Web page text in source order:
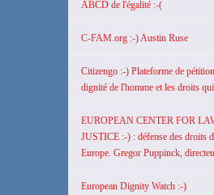
ABCD de l'égalité :-(
C-FAM.org :-) Austin Ruse
Citizengo :-) Plateforme de
dignité de l'homme et les droits
EUROPEAN CENTER FOR
JUSTICE :-) : défense des droits
Europe. Gregor Puppinck,
European Dignity Watch :-)